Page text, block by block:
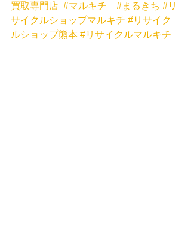
買取専門店 #マルキチ #まるきち #リ
サイクルショップマルキチ #リサイク
ルショップ熊本 #リサイクルマルキチ